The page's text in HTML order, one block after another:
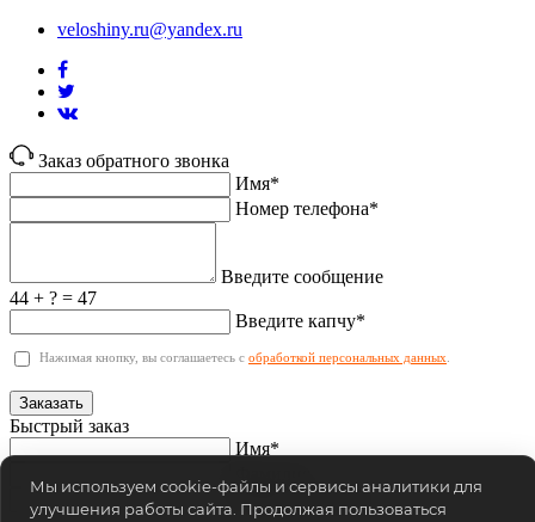
veloshiny.ru@yandex.ru
Заказ обратного звонка
Имя*
Номер телефона*
Введите сообщение
44 + ? = 47
Введите капчу*
Нажимая кнопку, вы соглашаетесь с обработкой персональных данных
Заказать
Быстрый заказ
Имя*
Номер телефона*
Мы используем cookie-файлы и сервисы аналитики для
улучшения работы сайта. Продолжая пользоваться